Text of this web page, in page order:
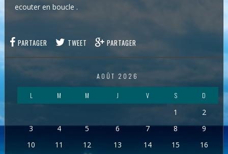
ecouter en boucle .
PARTAGER TWEET PARTAGER
AOÛT 2026
L M M J V S D
1
2
3
4 5 6 7 8
9
10
11 12 13 14 15
16